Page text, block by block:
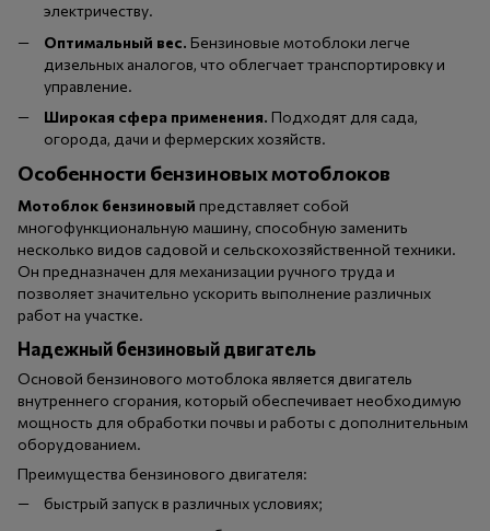
электричеству.
Оптимальный вес. Бензиновые мотоблоки легче
дизельных аналогов, что облегчает транспортировку и
управление.
Широкая сфера применения. Подходят для сада,
огорода, дачи и фермерских хозяйств.
Особенности бензиновых мотоблоков
Мотоблок бензиновый представляет собой
многофункциональную машину, способную заменить
несколько видов садовой и сельскохозяйственной техники.
Он предназначен для механизации ручного труда и
позволяет значительно ускорить выполнение различных
работ на участке.
Надежный бензиновый двигатель
Основой бензинового мотоблока является двигатель
внутреннего сгорания, который обеспечивает необходимую
мощность для обработки почвы и работы с дополнительным
оборудованием.
Преимущества бензинового двигателя:
быстрый запуск в различных условиях;